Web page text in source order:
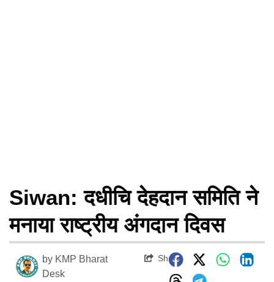
Siwan: दधीचि देहदान समिति ने
मनाया राष्ट्रीय अंगदान दिवस
by KMP Bharat
Desk
Share